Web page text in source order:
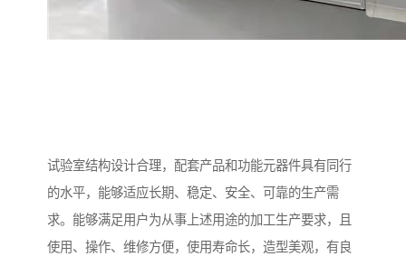
试验室结构设计合理，配套产品和功能元器件具有同行
的水平，能够适应长期、稳定、安全、可靠的生产需
求。能够满足用户为从事上述用途的加工生产要求，且
使用、操作、维修方便，使用寿命长，造型美观，有良